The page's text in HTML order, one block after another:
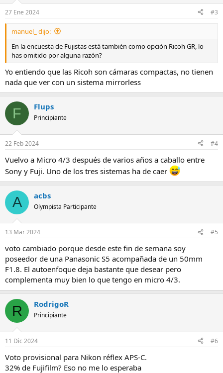
27 Ene 2024 #3
manuel_ dijo:
En la encuesta de Fujistas está también como opción Ricoh GR, lo
has omitido por alguna razón?
Yo entiendo que las Ricoh son cámaras compactas, no tienen
nada que ver con un sistema mirrorless
F Flups
Principiante
22 Feb 2024 #4
Vuelvo a Micro 4/3 después de varios años a caballo entre
Sony y Fuji. Uno de los tres sistemas ha de caer
A acbs
Olympista Participante
13 Mar 2024 #5
voto cambiado porque desde este fin de semana soy
poseedor de una Panasonic S5 acompañada de un 50mm
F1.8. El autoenfoque deja bastante que desear pero
complementa muy bien lo que tengo en micro 4/3.
R RodrigoR
Principiante
11 Dic 2024 #6
Voto provisional para Nikon réflex APS-C.
32% de Fujifilm? Eso no me lo esperaba